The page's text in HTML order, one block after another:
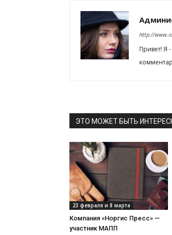
http://
Привет! Я
ЭТО МОЖЕТ БЫТЬ
23 февраля и 8 марта
Компания «Норгис Пресс» —
участник МАПП